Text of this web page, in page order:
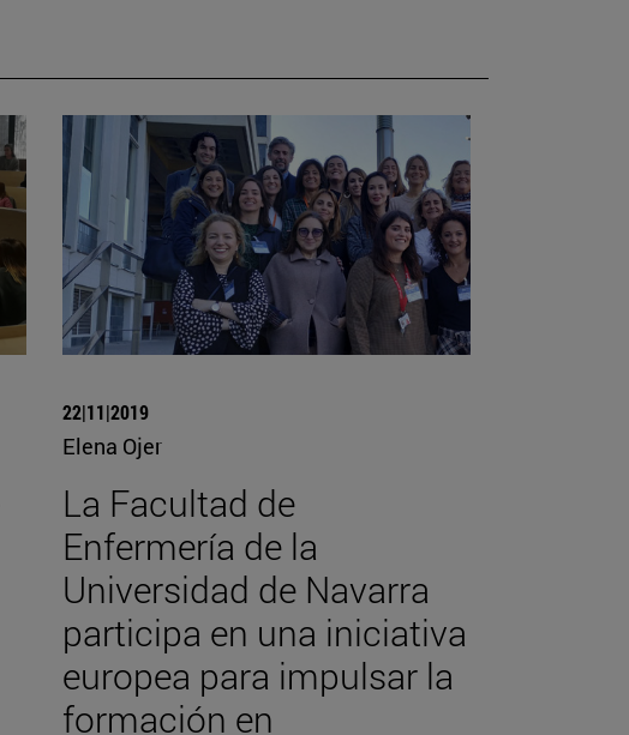
22|11|2019
Elena Ojer
La Facultad de
Enfermería de la
Universidad de Navarra
participa en una iniciativa
europea para impulsar la
formación en